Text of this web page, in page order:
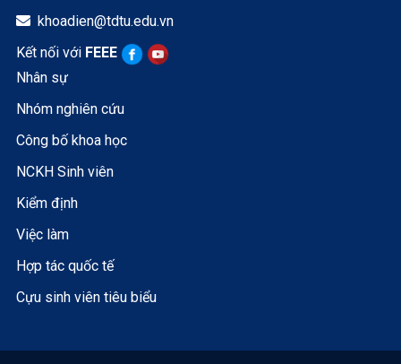

khoadien@tdtu.edu.vn
Kết nối với FEEE
Nhân sự
Nhóm nghiên cứu
Công bố khoa học
NCKH Sinh viên
Kiểm định
Việc làm
Hợp tác quốc tế
Cựu sinh viên tiêu biểu